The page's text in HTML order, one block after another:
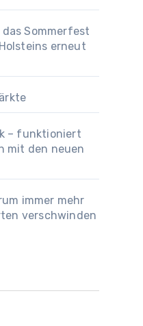
das Sommerfest
erneut
– funktioniert
mit den neuen
immer mehr
verschwinden